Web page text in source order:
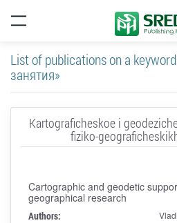
List of publications on a
занятия»
Kartograficheskoe i
fiziko-
Cartographic and geodetic
geographical research
Authors: